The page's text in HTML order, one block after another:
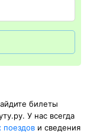
электронной
билеты
У нас всегда
поездов и сведения